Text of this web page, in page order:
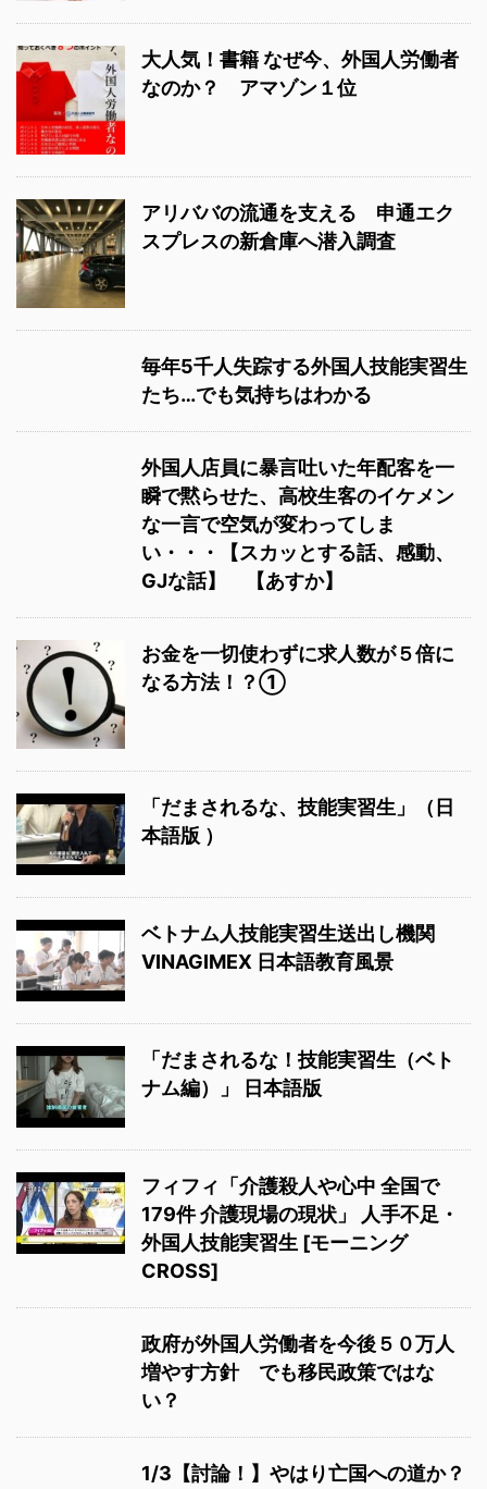
大人気！書籍 なぜ今、外国人労働者
なのか？ アマゾン１位
アリババの流通を支える 申通エク
スプレスの新倉庫へ潜入調査
毎年5千人失踪する外国人技能実習生
たち…でも気持ちはわかる
外国人店員に暴言吐いた年配客を一
瞬で黙らせた、高校生客のイケメン
な一言で空気が変わってしま
い・・・【スカッとする話、感動、
GJな話】 【あすか】
お金を一切使わずに求人数が５倍に
なる方法！？①
「だまされるな、技能実習生」（日
本語版 ）
ベトナム人技能実習生送出し機関
VINAGIMEX 日本語教育風景
「だまされるな！技能実習生（ベト
ナム編）」 日本語版
フィフィ「介護殺人や心中 全国で
179件 介護現場の現状」 人手不足・
外国人技能実習生 [モーニング
CROSS]
政府が外国人労働者を今後５０万人
増やす方針 でも移民政策ではな
い？
1/3【討論！】やはり亡国への道か？